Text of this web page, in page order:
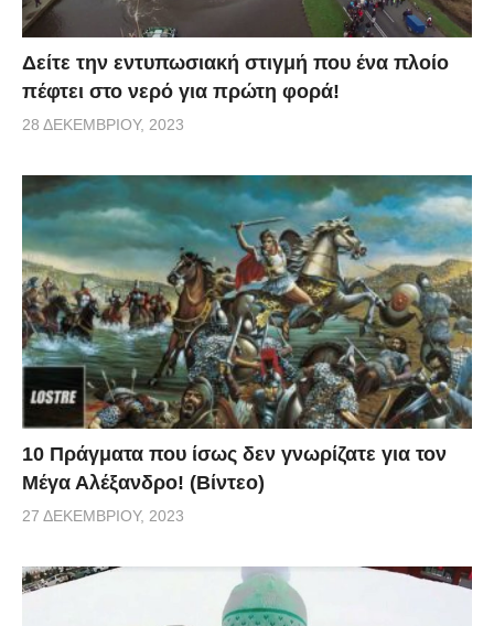
Δείτε την εντυπωσιακή στιγμή που ένα πλοίο
πέφτει στο νερό για πρώτη φορά!
28 ΔΕΚΕΜΒΡΊΟΥ, 2023
10 Πράγματα που ίσως δεν γνωρίζατε για τον
Μέγα Αλέξανδρο! (Βίντεο)
27 ΔΕΚΕΜΒΡΊΟΥ, 2023